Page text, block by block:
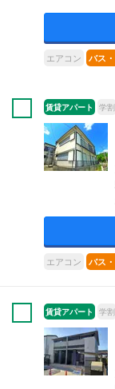
エアコン バス
賃貸アパート 学割
エアコン バス
賃貸アパート 学割